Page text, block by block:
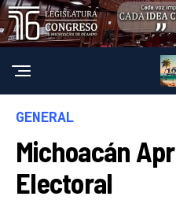
GENERAL
Michoacán
Electoral